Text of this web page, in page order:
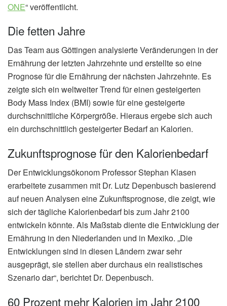
ONE“ veröffentlicht.
Die fetten Jahre
Das Team aus Göttingen analysierte Veränderungen in der
Ernährung der letzten Jahrzehnte und erstellte so eine
Prognose für die Ernährung der nächsten Jahrzehnte. Es
zeigte sich ein weltweiter Trend für einen gesteigerten
Body Mass Index (BMI) sowie für eine gesteigerte
durchschnittliche Körpergröße. Hieraus ergebe sich auch
ein durchschnittlich gesteigerter Bedarf an Kalorien.
Zukunftsprognose für den Kalorienbedarf
Der Entwicklungsökonom Professor Stephan Klasen
erarbeitete zusammen mit Dr. Lutz Depenbusch basierend
auf neuen Analysen eine Zukunftsprognose, die zeigt, wie
sich der tägliche Kalorienbedarf bis zum Jahr 2100
entwickeln könnte. Als Maßstab diente die Entwicklung der
Ernährung in den Niederlanden und in Mexiko. „Die
Entwicklungen sind in diesen Ländern zwar sehr
ausgeprägt, sie stellen aber durchaus ein realistisches
Szenario dar“, berichtet Dr. Depenbusch.
60 Prozent mehr Kalorien im Jahr 2100